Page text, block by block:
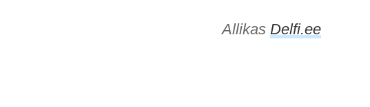
AllikasDelfi.ee